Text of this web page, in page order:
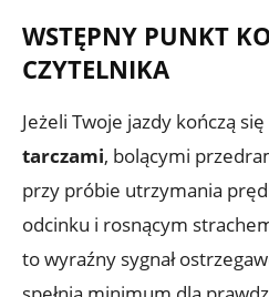
WSTĘPNY PUNKT
CZYTELNIKA
Jeżeli Twoje jazdy kończą się
tarczami, bolącymi
przy próbie utrzymania
odcinku i rosnącym
to wyraźny sygnał